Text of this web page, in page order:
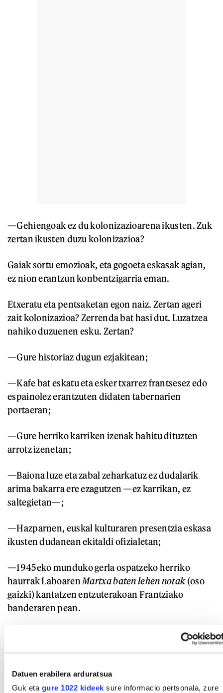
Datuen erabilera arduratsua
Guk eta gure 1022 kideek sure informacio pertsonala, zure
—Gehiengoak ez du kolonizazioarena ikusten. Zuk
zertan ikusten duzu kolonizazioa?
Gaiak sortu emozioak, eta gogoeta eskasak agian,
ez nion erantzun konbentzigarria eman.
Etxeratu eta pentsaketan egon naiz. Zertan ageri
zait kolonizazioa? Zerrenda bat hasi dut. Luzatzea
nahiko duzuenen esku. Zertan?
—Gure historiaz dugun ezjakitean;
—Kafe bat eskatu eta esker txarrez frantsesez edo
espainolez erantzuten didaten tabernarien
portaeran;
—Gure herriko karriken izenak bahitu dituzten
arrotz izenetan;
—Baiona luze eta zabal zeharkatuz ez dudalarik
arima bakarra ere ezagutzen —ez karrikan, ez
saltegietan—;
—Hazparnen, euskal kulturaren presentzia eskasa
ikusten dudanean ekitaldi ofizialetan;
—1945eko munduko gerla ospatzeko herriko
haurrak Laboaren Martxa baten lehen notak(oso
gaizki) kantatzen entzuterakoan Frantziako
banderaren pean.
Publizitate pixka bat arnasgune nahiko genukeen